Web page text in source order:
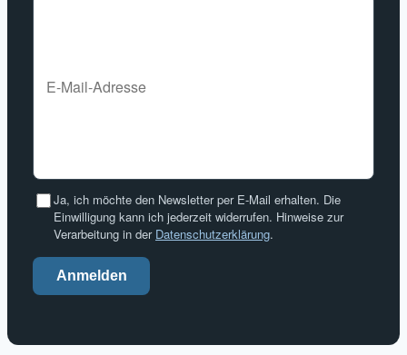
Ja, ich möchte den Newsletter per E-Mail erhalten. Die
Einwilligung kann ich jederzeit widerrufen. Hinweise zur
Verarbeitung in der Datenschutzerklärung.
Anmelden